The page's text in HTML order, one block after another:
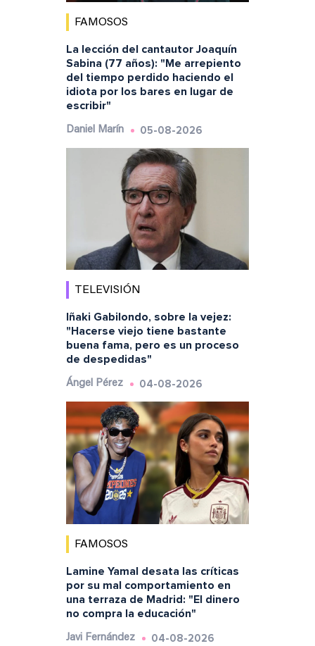
FAMOSOS
La lección del cantautor Joaquín
Sabina (77 años): "Me arrepiento
del tiempo perdido haciendo el
idiota por los bares en lugar de
escribir"
Daniel Marín 05-08-2026
TELEVISIÓN
Iñaki Gabilondo, sobre la vejez:
"Hacerse viejo tiene bastante
buena fama, pero es un proceso
de despedidas"
Ángel Pérez 04-08-2026
FAMOSOS
Lamine Yamal desata las críticas
por su mal comportamiento en
una terraza de Madrid: "El dinero
no compra la educación"
Javi Fernández 04-08-2026